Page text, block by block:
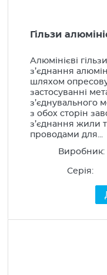
Гільзи
Алюмінієві
з’єднання
шляхом
застосуванні
з’єднувального
з обох сторін
з’єднання жили
проводами для...
Виробник:
Серія: